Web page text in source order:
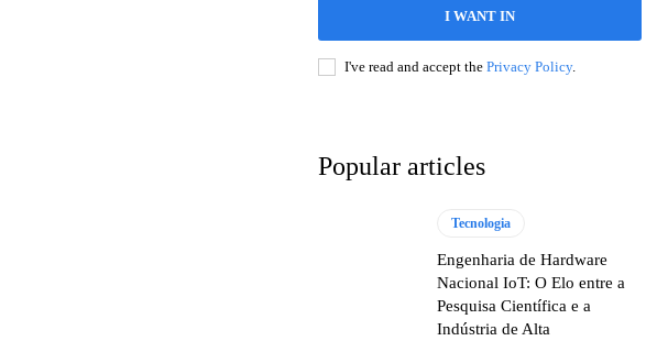
I WANT IN
I've read and accept the Privacy Policy.
Popular articles
Tecnologia
Engenharia de Hardware
Nacional IoT: O Elo entre a
Pesquisa Científica e a
Indústria de Alta